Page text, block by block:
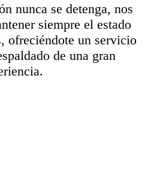
nunca se detenga, nos
siempre el estado
ofreciéndote un servicio
de una gran